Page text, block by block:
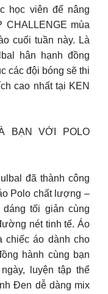
học viên để nâng
mùa
cuối tuần này. Là
hân hạnh đồng
các đội bóng sẽ thi
cao nhất tại KEN
BẠN VỚI POLO
đã thành công
Polo chất lượng –
tối giản cùng
nét tinh tế. Áo
chiếc áo dành cho
hành cùng bạn
luyện tập thể
Đen dễ dàng mix